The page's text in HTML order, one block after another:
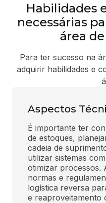
Habilidades
necessárias
área
Para ter sucesso na
adquirir habilidades e
Aspectos
É importante ter
de estoques,
cadeia de
utilizar sistemas
otimizar processos.
normas e
logística reversa
e reaproveitamento